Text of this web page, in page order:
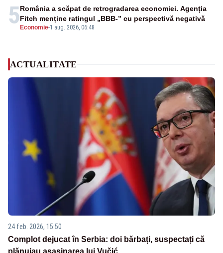
5Economie-1 aug. 2026, 06:48
România a scăpat de retrogradarea economiei. Agenția
Fitch menține ratingul „BBB-” cu perspectivă negativă
ACTUALITATE
24 feb. 2026, 15:50
Complot dejucat în Serbia: doi bărbați, suspectați că